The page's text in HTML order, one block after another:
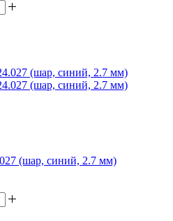
(шар, синий, 2.7 мм)